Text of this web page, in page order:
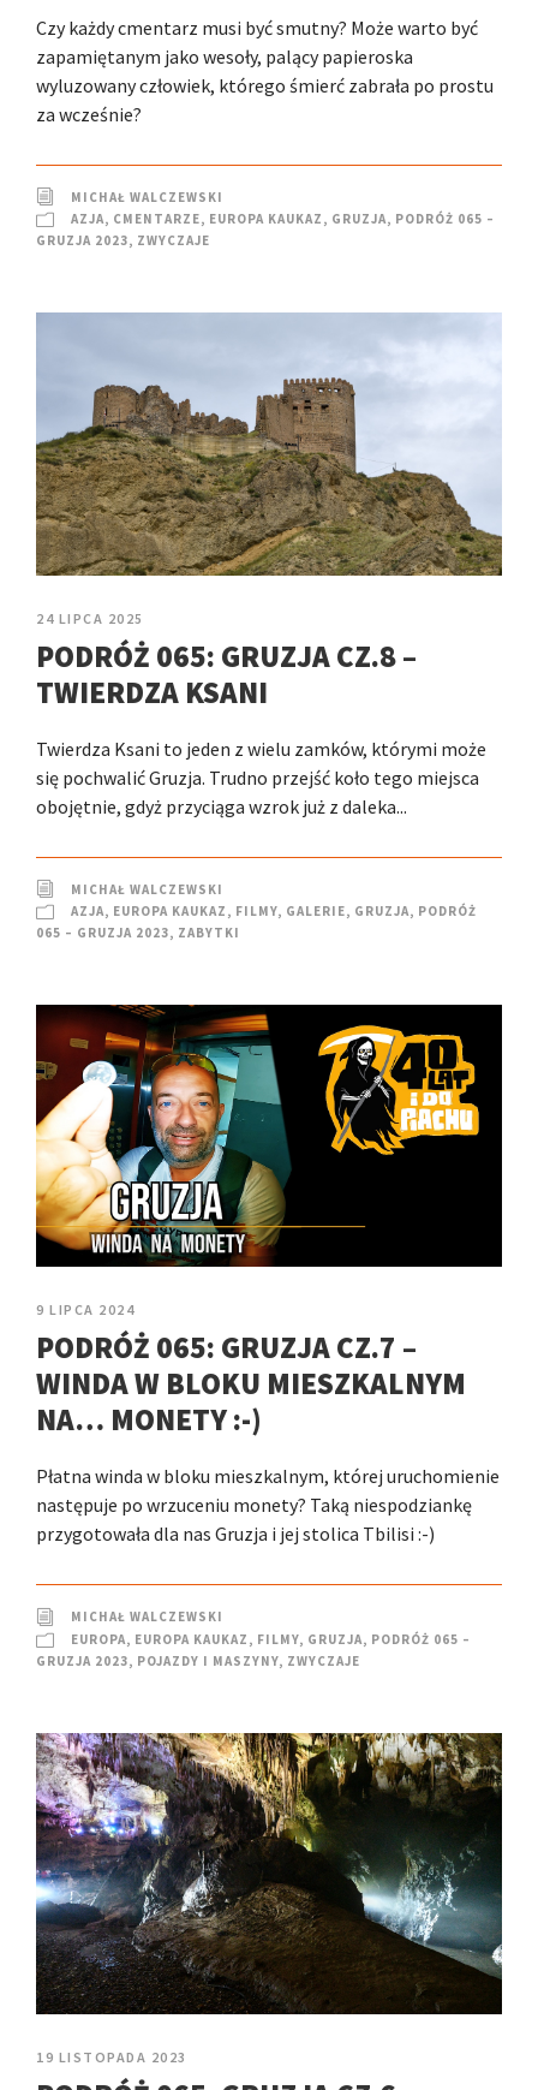
Czy każdy cmentarz musi być smutny? Może warto być
zapamiętanym jako wesoły, palący papieroska
wyluzowany człowiek, którego śmierć zabrała po prostu
za wcześnie?
MICHAŁ WALCZEWSKI
AZJA, CMENTARZE, EUROPA KAUKAZ , GRUZJA, PODRÓŻ 065 –
GRUZJA 2023, ZWYCZAJE
24 LIPCA 2025
PODRÓŻ 065: GRUZJA CZ.8 –
TWIERDZA KSANI
Twierdza Ksani to jeden z wielu zamków, którymi może
się pochwalić Gruzja. Trudno przejść koło tego miejsca
obojętnie, gdyż przyciąga wzrok już z daleka...
MICHAŁ WALCZEWSKI
AZJA, EUROPA KAUKAZ , FILMY, GALERIE, GRUZJA, PODRÓŻ
065 – GRUZJA 2023, ZABYTKI
9 LIPCA 2024
PODRÓŻ 065: GRUZJA CZ.7 –
WINDA W BLOKU MIESZKALNYM
NA… MONETY :-)
Płatna winda w bloku mieszkalnym, której uruchomienie
następuje po wrzuceniu monety? Taką niespodziankę
przygotowała dla nas Gruzja i jej stolica Tbilisi :-)
MICHAŁ WALCZEWSKI
EUROPA, EUROPA KAUKAZ , FILMY, GRUZJA, PODRÓŻ 065 –
GRUZJA 2023, POJAZDY I MASZYNY, ZWYCZAJE
19 LISTOPADA 2023